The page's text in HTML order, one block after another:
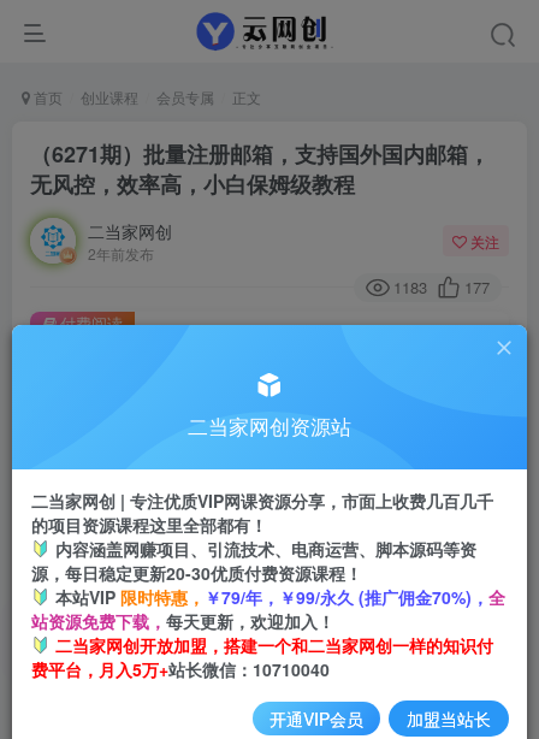
首页 创业课程 会员专属 正文
（6271期）批量注册邮箱，支持国外国内邮箱，
无风控，效率高，小白保姆级教程
二当家网创
2年前发布
关注
1183 177
此内容为付费阅读，请付费后查看
会员专属资源
会员免费
开通会员
付费阅读
二当家网创资源站
二当家网创 | 专注优质VIP网课资源分享，市面上收费几百几千
的项目资源课程这里全部都有！
内容涵盖网赚项目、引流技术、电商运营、脚本源码等资
源，每日稳定更新20-30优质付费资源课程！
本站VIP 限时特惠， ￥79/年，￥99/永久 (推广佣金70%)， 全
站资源免费下载， 每天更新，欢迎加入！
二当家网创开放加盟，搭建一个和二当家网创一样的知识付
费平台，月入5万+站长微信：10710040
开通VIP会员 加盟当站长